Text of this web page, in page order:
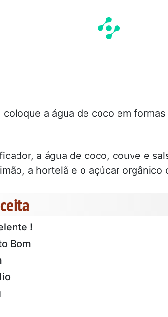
coloque a água de coco em
a água de coco, couve e
a hortelã e o açúcar orgânico
!
Bom